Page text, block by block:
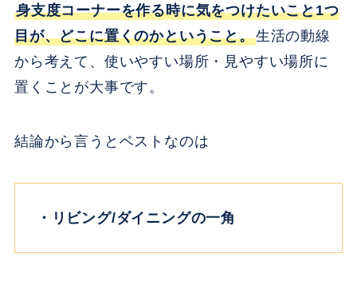
身支度コーナーを作る時に気をつけたいこと1つ
目が、どこに置くのかということ。生活の動線
から考えて、使いやすい場所・見やすい場所に
置くことが大事です。
結論から言うとベストなのは
・リビング/ダイニングの一角